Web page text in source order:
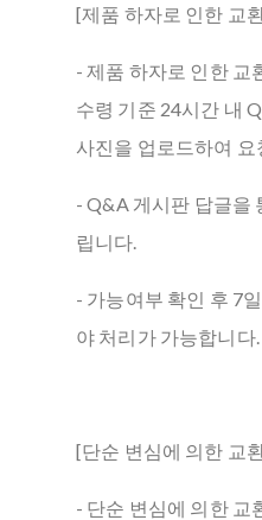
[제품 하자로 인한 교
- 제품 하자로 인한 교
수령 기준 24시간 내
사진을 업로드하여 요
- Q&A 게시판 답글을
립니다.
- 가능여부 확인 후 7
야 처리가 가능합니다.
[단순 변심에 의한 교
- 단순 변심에 의한 교